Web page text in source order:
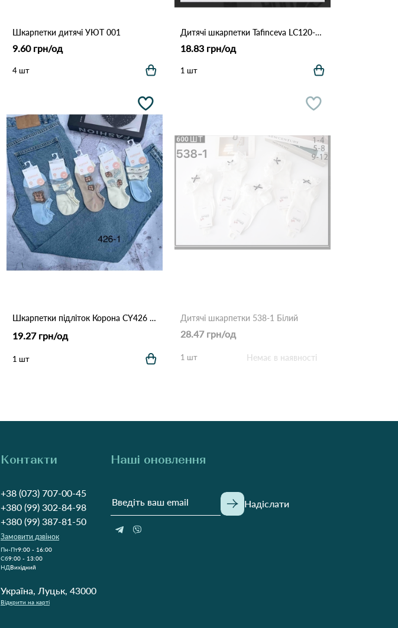
Шкарпетки дитячі УЮТ 001
9.60 грн/од
4 шт
Дитячі шкарпетки Tafinceva LC120-2 Різні кольори
18.83 грн/од
1 шт
Шкарпетки підліток Корона CY426 Різні кольори
19.27 грн/од
1 шт
Дитячі шкарпетки 538-1 Білий
28.47 грн/од
1 шт Немає в наявності
Контакти
+38 (073) 707-00-45
+380 (99) 302-84-98
+380 (99) 387-81-50
Замовити дзвінок
Пн-Пт9:00 - 16:00
Cб9:00 - 13:00
НДВихідний
Україна, Луцьк, 43000
Відкрити на карті
Наші оновлення
Надіслати